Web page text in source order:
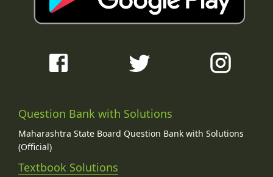
Question Bank with Solutions
Maharashtra State Board Question Bank with Solutions
(Official)
Textbook Solutions